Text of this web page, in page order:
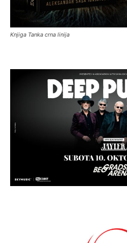
Knjiga Tanka crna linija